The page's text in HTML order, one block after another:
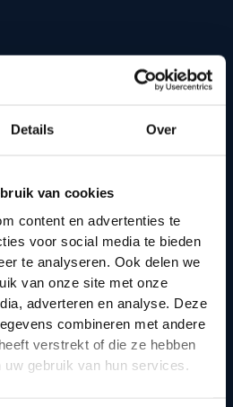
Details Over
van cookies
content en advertenties te
voor social media te bieden
te analyseren. Ook delen we
van onze site met onze
adverteren en analyse. Deze
combineren met andere
verstrekt of die ze hebben
gebruik van hun services.